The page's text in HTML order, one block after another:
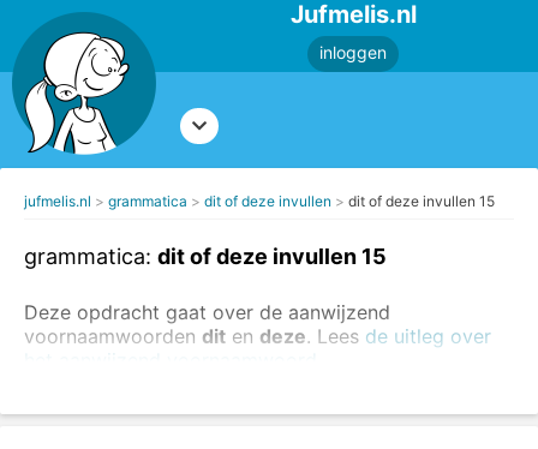
Jufmelis.nl
inloggen
jufmelis.nl grammatica dit of deze invullen dit of deze invullen 15
grammatica: dit of deze invullen 15
Deze opdracht gaat over de aanwijzend
voornaamwoorden dit en deze. Lees de uitleg over